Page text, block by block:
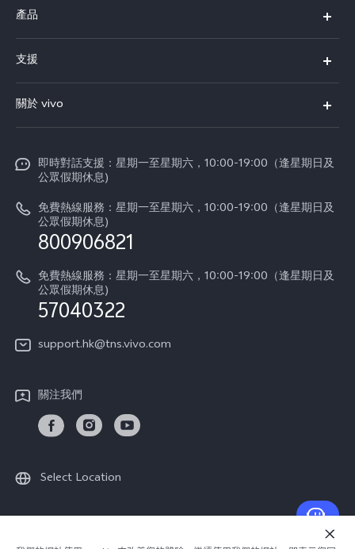
產品
X300
Y21d
V60
支援
服務中心
Funtouch OS
系統升級
零配件價格查詢
IMEI 碼驗證
維修進度
保修條款
客戶服務私隱聲明
關於 vivo
新聞資訊
vivo工作
法律聲明
關於我們
vivo 私隱中心
即時對話支援：星期一至星期六，10:00-19:00（逢星期日及
公眾假期休息)
免費熱線服務：星期一至星期六，10:00-19:00（逢星期日及
公眾假期休息)
800906821
免費熱線服務：星期一至星期六，10:00-19:00（逢星期日及
公眾假期休息)
57040322
support.hk@tns.vivo.com
關注我們
Select Location
© 2026 vivo Mobile Communication Co., Ltd. 保留一切權利.